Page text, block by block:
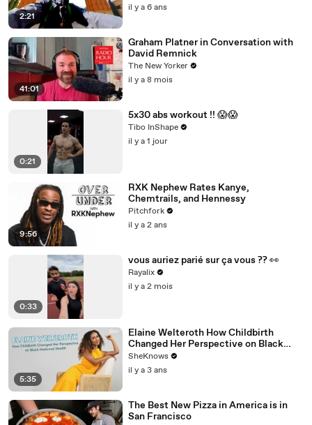
2:21
il y a 6 ans
41:01
Graham Platner in Conversation with
David Remnick
The New Yorker
il y a 8 mois
0:21
5x30 abs workout !! 😱😱
Tibo InShape
il y a 1 jour
9:56
RXK Nephew Rates Kanye,
Chemtrails, and Hennessy
Pitchfork
il y a 2 ans
0:33
vous auriez parié sur ça vous ?? 👀
Rayalix
il y a 2 mois
5:35
Elaine Welteroth How Childbirth
Changed Her Perspective on Black
Maternal Health
SheKnows
il y a 3 ans
The Best New Pizza in America is in
San Francisco